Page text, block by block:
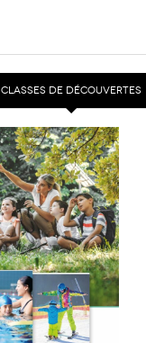
CLASSES DE DÉCOUVERTES